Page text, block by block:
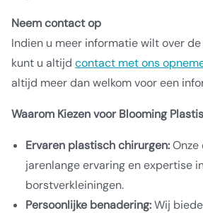
Neem contact op
Indien u meer informatie wilt over
kunt u altijd contact met ons
altijd meer dan welkom voor een
Waarom Kiezen voor Blooming
Ervaren plastisch chirurgen:
jarenlange ervaring en expertise
borstverkleiningen.
Persoonlijke benadering:Wij